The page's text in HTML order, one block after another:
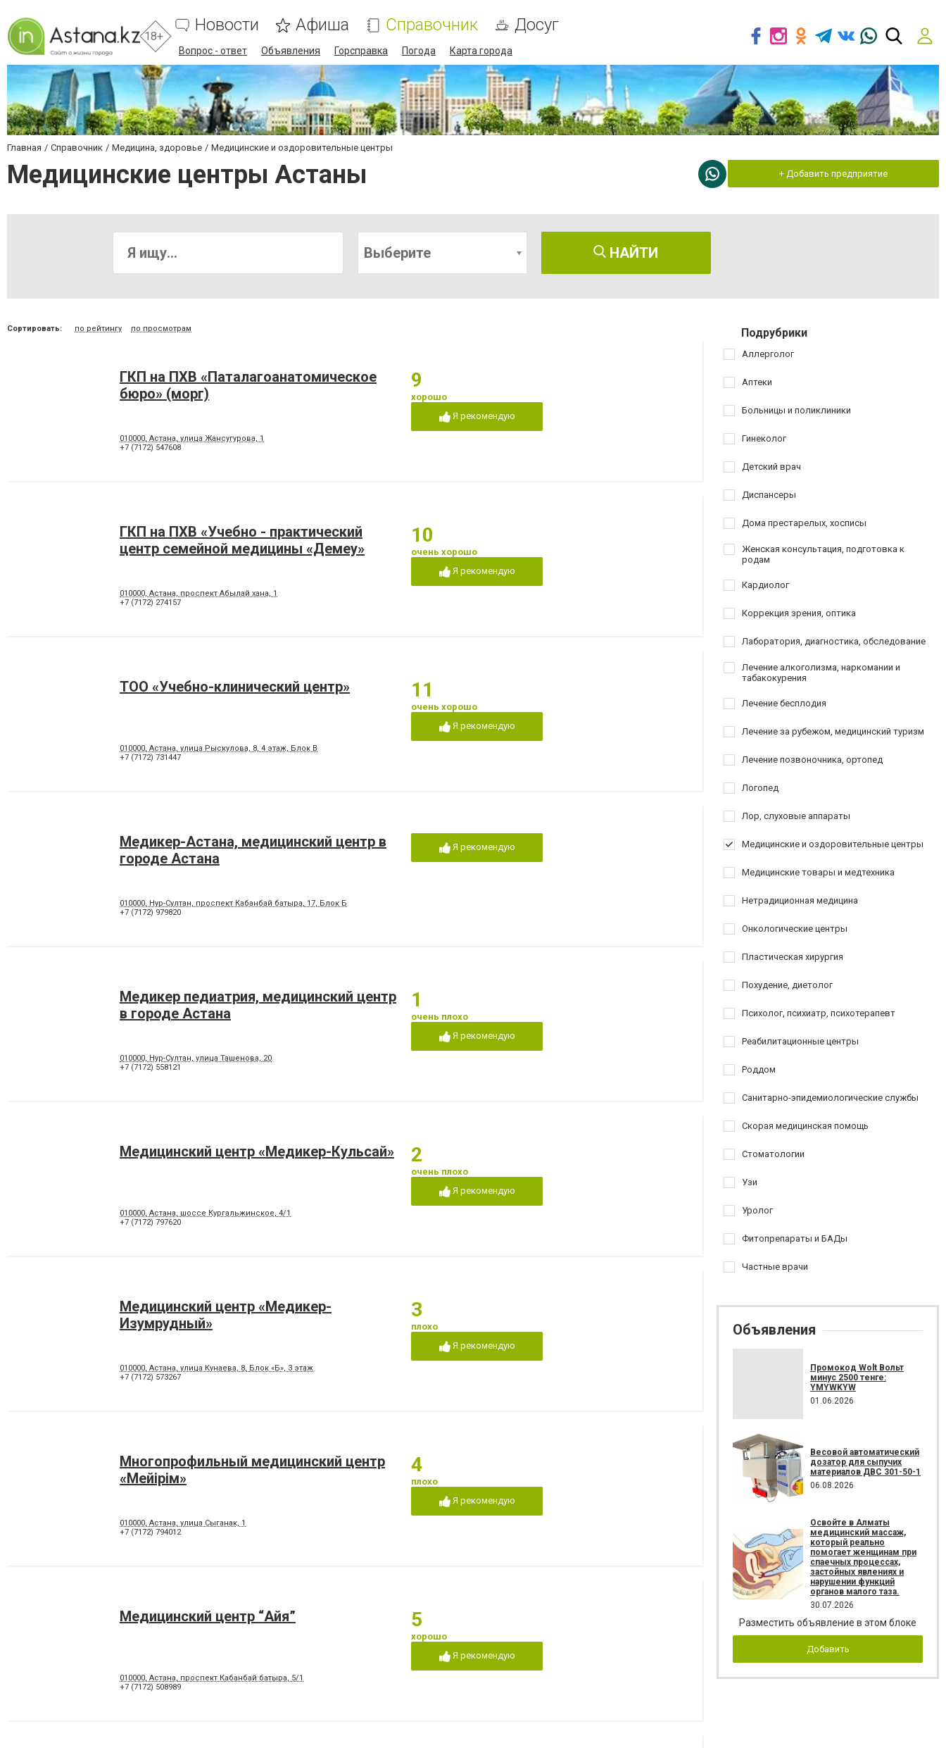
18+
Новости Афиша Справочник Досуг
Вопрос - ответ Объявления Горсправка Погода Карта города
Главная Справочник Медицина, здоровье Медицинские и оздоровительные центры
Медицинские центры Астаны + Добавить предприятие
Выберите НАЙТИ
Сортировать: по рейтингу по просмотрам
ГКП на ПХВ «Паталагоанатомическое
бюро» (морг)
010000, Астана, улица Жансугурова, 1
+7 (7172) 547608
9
хорошо
Я рекомендую
ГКП на ПХВ «Учебно - практический
центр семейной медицины «Демеу»
010000, Астана, проспект Абылай хана, 1
+7 (7172) 274157
10
очень хорошо
Я рекомендую
ТОО «Учебно-клинический центр»
010000, Астана, улица Рыскулова, 8, 4 этаж, Блок В
+7 (7172) 731447
11
очень хорошо
Я рекомендую
Медикер-Астана, медицинский центр в
городе Астана
010000, Нур-Султан, проспект Кабанбай батыра, 17, Блок Б
+7 (7172) 979820
Я рекомендую
Медикер педиатрия, медицинский центр
в городе Астана
010000, Нур-Султан, улица Ташенова, 20
+7 (7172) 558121
1
очень плохо
Я рекомендую
Медицинский центр «Медикер-Кульсай»
010000, Астана, шоссе Кургальжинское, 4/1
+7 (7172) 797620
2
очень плохо
Я рекомендую
Медицинский центр «Медикер-
Изумрудный»
010000, Астана, улица Кунаева, 8, Блок «Б», 3 этаж
+7 (7172) 573267
3
плохо
Я рекомендую
Многопрофильный медицинский центр
«Мейiрiм»
010000, Астана, улица Сыганак, 1
+7 (7172) 794012
4
плохо
Я рекомендую
Медицинский центр “Айя”
010000, Астана, проспект Кабанбай батыра, 5/1
+7 (7172) 508989
5
хорошо
Я рекомендую
Подрубрики
Аллерголог
Аптеки
Больницы и поликлиники
Гинеколог
Детский врач
Диспансеры
Дома престарелых, хосписы
Женская консультация, подготовка к
родам
Кардиолог
Коррекция зрения, оптика
Лаборатория, диагностика, обследование
Лечение алкоголизма, наркомании и
табакокурения
Лечение бесплодия
Лечение за рубежом, медицинский туризм
Лечение позвоночника, ортопед
Логопед
Лор, слуховые аппараты
Медицинские и оздоровительные центры
Медицинские товары и медтехника
Нетрадиционная медицина
Онкологические центры
Пластическая хирургия
Похудение, диетолог
Психолог, психиатр, психотерапевт
Реабилитационные центры
Роддом
Санитарно-эпидемиологические службы
Скорая медицинская помощь
Стоматологии
Узи
Уролог
Фитопрепараты и БАДы
Частные врачи
Объявления
Промокод Wolt Вольт
минус 2500 тенге:
YMYWKYW
01.06.2026
Весовой автоматический
дозатор для сыпучих
материалов ДВС 301-50-1
06.08.2026
Освойте в Алматы
медицинский массаж,
который реально
помогает женщинам при
спаечных процессах,
застойных явлениях и
нарушении функций
органов малого таза.
30.07.2026
Разместить объявление в этом блоке
Добавить